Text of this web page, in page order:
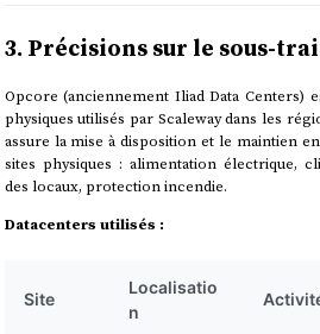
3. Précisions sur le sous-
Opcore (anciennement Iliad Data Centers)
physiques utilisés par Scaleway dans les
assure la mise à disposition et le maintien
sites physiques : alimentation électrique,
des locaux, protection incendie.
Datacenters utilisés :
Site
Localisatio
n